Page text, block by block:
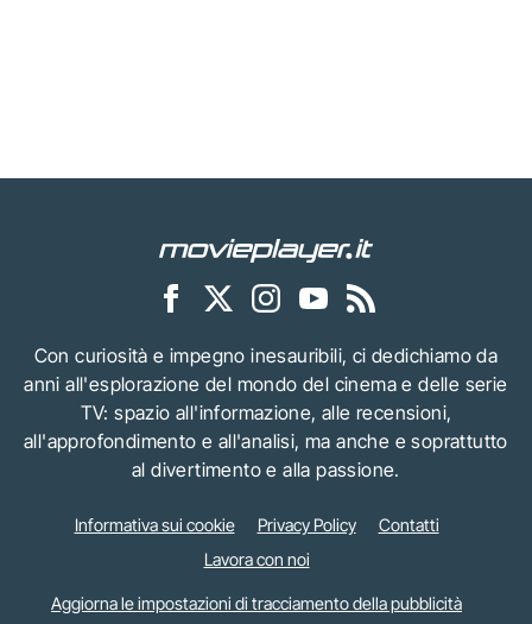
Con curiosità e impegno inesauribili, ci dedichiamo da
anni all'esplorazione del mondo del cinema e delle serie
TV: spazio all'informazione, alle recensioni,
all'approfondimento e all'analisi, ma anche e soprattutto
al divertimento e alla passione.
Informativa sui cookie Privacy Policy
Contatti
Lavora con noi
Aggiorna le impostazioni di tracciamento della pubblicità